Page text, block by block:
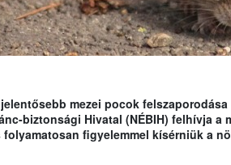
mezei pocok
biztonsági Hivatal (NÉBIH) felhívja a
figyelemmel kísérniük a